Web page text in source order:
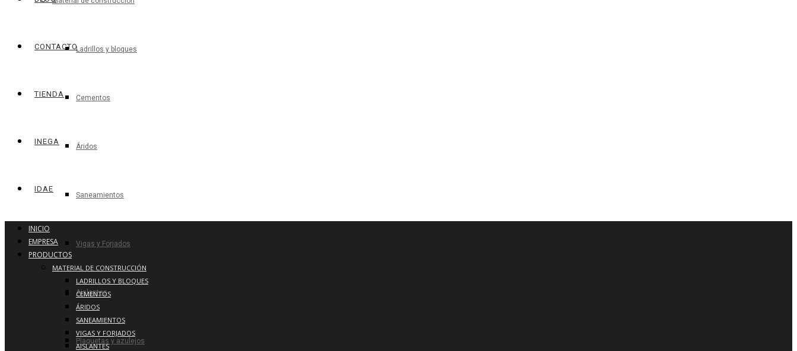
Ladrillos y bloques
Cementos
Áridos
Saneamientos
Vigas y Forjados
Aislantes
Plaquetas y azulejos
CONTACTO
TIENDA
INEGA
IDAE
INICIO
EMPRESA
PRODUCTOS
MATERIAL DE CONSTRUCCIÓN
LADRILLOS Y BLOQUES
CEMENTOS
ÁRIDOS
SANEAMIENTOS
VIGAS Y FORJADOS
AISLANTES